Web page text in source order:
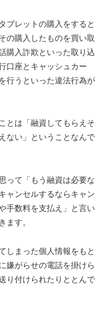
ブレットの購入をすると
の購入したものを買い取
購入詐欺といった取り込
口座とキャッシュカー
行うといった違法行為が
とは「融資してもらえそ
ない」ということなんで
って「もう融資は必要な
ャンセルするならキャン
手数料を支払え」と言い
ます。
しまった個人情報をもと
嫌がらせの電話を掛けら
り付けられたりととんで